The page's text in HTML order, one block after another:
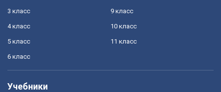
3 класс
4 класс
5 класс
6 класс
9 класс
10 класс
11 класс
Учебники